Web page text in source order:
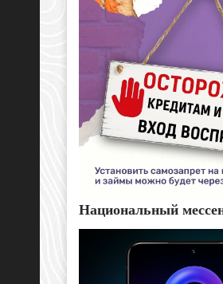
Национальный